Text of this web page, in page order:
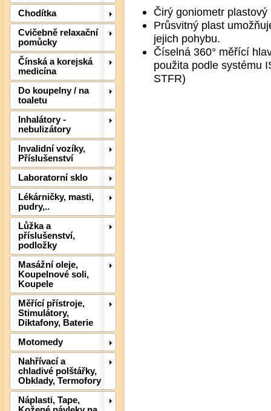
Chodítka
Cvičebně relaxační
pomůcky
Čínská a korejská
medicína
Do koupelny / na
toaletu
Inhalátory -
nebulizátory
Invalidní vozíky,
Příslušenství
Laboratorní sklo
Lékárničky, masti,
pudry,..
Lůžka a
příslušenství,
podložky
Masážní oleje,
Koupelnové soli,
Koupele
Měřící přístroje,
Stimulátory,
Diktafony, Baterie
Motomedy
Nahřívací a
chladivé polštářky,
Obklady, Termofory
Náplasti, Tape,
Čirý goniometr
Průsvitný plast
jejich pohybu.
Číselná 360° měřící
použita podle systému
STFR)